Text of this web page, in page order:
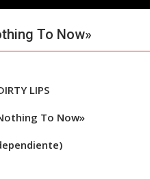
To Now»
LIPS
To Now»